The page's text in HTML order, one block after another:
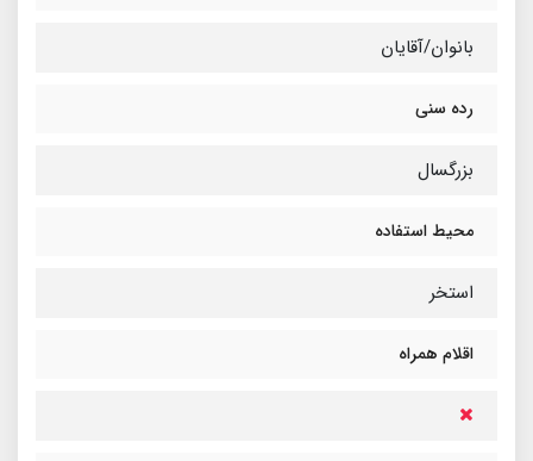
بانوان/آقایان
رده سنی
بزرگسال
محیط استفاده
استخر
اقلام همراه